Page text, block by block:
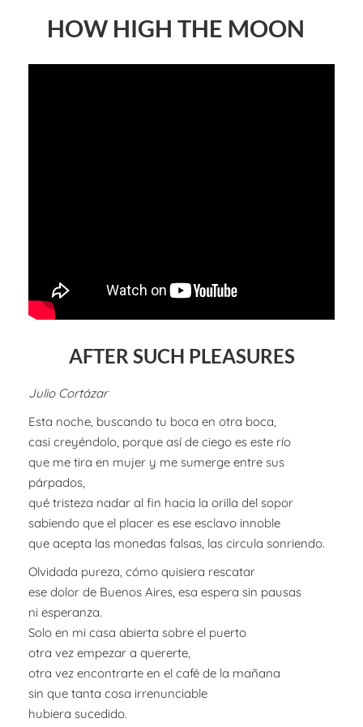
HOW HIGH THE MOON
AFTER SUCH PLEASURES
Julio Cortázar
Esta noche, buscando tu boca en otra boca,
casi creyéndolo, porque así de ciego es este río
que me tira en mujer y me sumerge entre sus
párpados,
qué tristeza nadar al fin hacia la orilla del sopor
sabiendo que el placer es ese esclavo innoble
que acepta las monedas falsas, las circula sonriendo.
Olvidada pureza, cómo quisiera rescatar
ese dolor de Buenos Aires, esa espera sin pausas
ni esperanza.
Solo en mi casa abierta sobre el puerto
otra vez empezar a quererte,
otra vez encontrarte en el café de la mañana
sin que tanta cosa irrenunciable
hubiera sucedido.